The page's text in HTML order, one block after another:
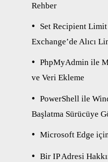
Rehber
Set Recipient
Exchange’de Alıcı
PhpMyAdmin ile
ve Veri Ekleme
PowerShell ile
Başlatma Sürücüye
Microsoft Edge
Bir IP Adresi